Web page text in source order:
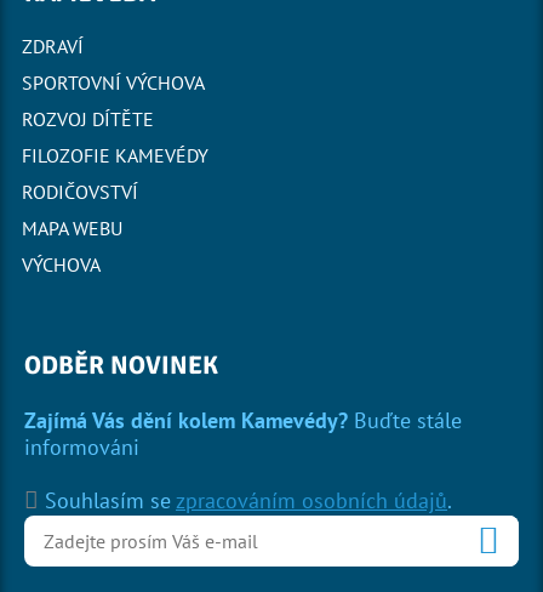
ZDRAVÍ
SPORTOVNÍ VÝCHOVA
ROZVOJ DÍTĚTE
FILOZOFIE KAMEVÉDY
RODIČOVSTVÍ
MAPA WEBU
VÝCHOVA
ODBĚR NOVINEK
Zajímá Vás dění kolem Kamevédy? Buďte stále
informováni
Souhlasím sezpracováním osobních údajů.